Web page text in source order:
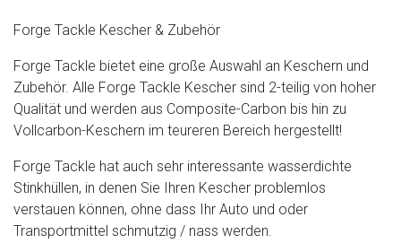
Forge Tackle Kescher & Zubehör
Forge Tackle bietet eine große Auswahl an Keschern und
Zubehör. Alle Forge Tackle Kescher sind 2-teilig von hoher
Qualität und werden aus Composite-Carbon bis hin zu
Vollcarbon-Keschern im teureren Bereich hergestellt!
Forge Tackle hat auch sehr interessante wasserdichte
Stinkhüllen, in denen Sie Ihren Kescher problemlos
verstauen können, ohne dass Ihr Auto und oder
Transportmittel schmutzig / nass werden.